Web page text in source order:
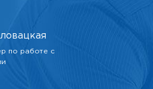
по работе с